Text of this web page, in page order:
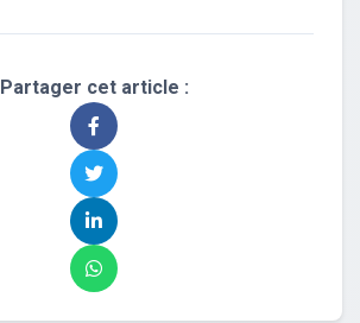
Partager cet article :